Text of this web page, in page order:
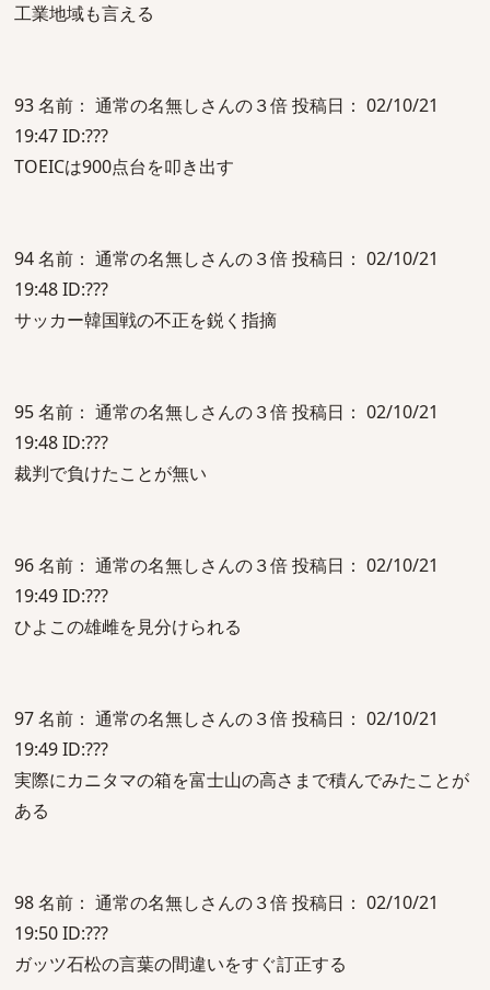
工業地域も言える
93 名前： 通常の名無しさんの３倍 投稿日： 02/10/21
19:47 ID:???
TOEICは900点台を叩き出す
94 名前： 通常の名無しさんの３倍 投稿日： 02/10/21
19:48 ID:???
サッカー韓国戦の不正を鋭く指摘
95 名前： 通常の名無しさんの３倍 投稿日： 02/10/21
19:48 ID:???
裁判で負けたことが無い
96 名前： 通常の名無しさんの３倍 投稿日： 02/10/21
19:49 ID:???
ひよこの雄雌を見分けられる
97 名前： 通常の名無しさんの３倍 投稿日： 02/10/21
19:49 ID:???
実際にカニタマの箱を富士山の高さまで積んでみたことが
ある
98 名前： 通常の名無しさんの３倍 投稿日： 02/10/21
19:50 ID:???
ガッツ石松の言葉の間違いをすぐ訂正する